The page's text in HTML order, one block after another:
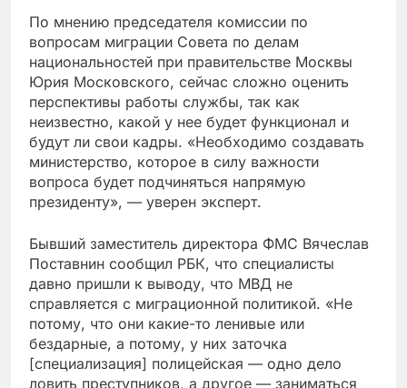
По мнению председателя комиссии по
вопросам миграции Совета по делам
национальностей при правительстве Москвы
Юрия Московского, сейчас сложно оценить
перспективы работы службы, так как
неизвестно, какой у нее будет функционал и
будут ли свои кадры. «Необходимо создавать
министерство, которое в силу важности
вопроса будет подчиняться напрямую
президенту», — уверен эксперт.
Бывший заместитель директора ФМС Вячеслав
Поставнин сообщил РБК, что специалисты
давно пришли к выводу, что МВД не
справляется с миграционной политикой. «Не
потому, что они какие-то ленивые или
бездарные, а потому, у них заточка
[специализация] полицейская — одно дело
ловить преступников, а другое — заниматься